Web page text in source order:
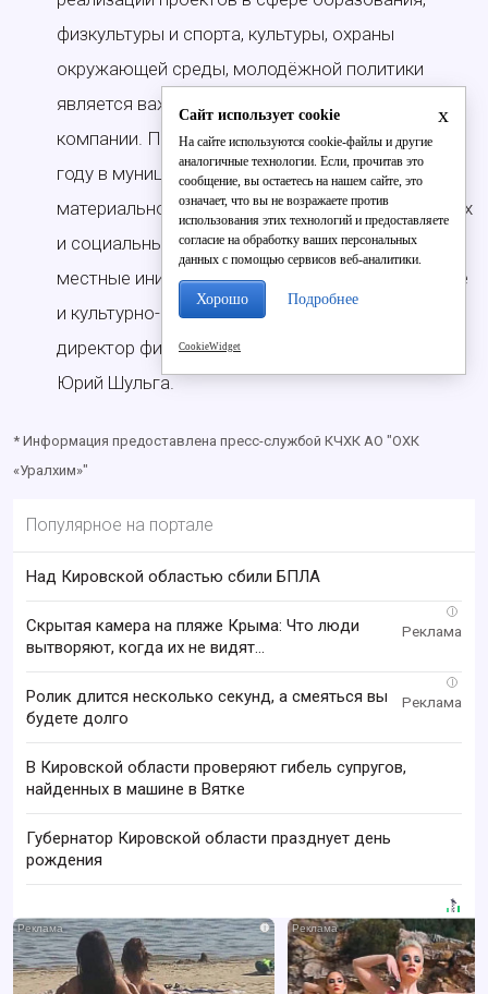
физкультуры и спорта, культуры, охраны
окружающей среды, молодёжной политики
является важной стратегической задачей для
компании. При поддержке «Уралхима» в 2023
году в муниципалитетах обновлялась
материально-техническая база образовательных
и социальных учреждений, были реализованы
местные инициативы, организованы спортивные
и культурно-массовые мероприятия, – отметил
директор филиала КЧХК АО «ОХК «Уралхим»
Юрий Шульга.
* Информация предоставлена пресс-службой КЧХК АО "ОХК
«Уралхим»"
Популярное на портале
Над Кировской областью сбили БПЛА
i
Скрытая камера на пляже Крыма: Что люди
вытворяют, когда их не видят...
i
Ролик длится несколько секунд, а смеяться вы
будете долго
В Кировской области проверяют гибель супругов,
найденных в машине в Вятке
Губернатор Кировской области празднует день
рождения
i
x
Сайт использует cookie
На сайте используются cookie-файлы и другие
аналогичные технологии. Если, прочитав это
сообщение, вы остаетесь на нашем сайте, это
означает, что вы не возражаете против
использования этих технологий и предоставляете
согласие на обработку ваших персональных
данных с помощью сервисов веб-аналитики.
Хорошо Подробнее
CookieWidget